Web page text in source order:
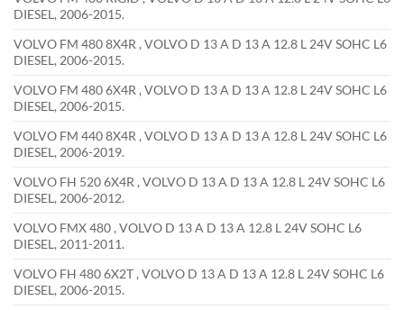
DIESEL, 2006-2015.
VOLVO FM 480 8X4R , VOLVO D 13 A D 13 A 12.8 L 24V SOHC L6
DIESEL, 2006-2015.
VOLVO FM 480 6X4R , VOLVO D 13 A D 13 A 12.8 L 24V SOHC L6
DIESEL, 2006-2015.
VOLVO FM 440 8X4R , VOLVO D 13 A D 13 A 12.8 L 24V SOHC L6
DIESEL, 2006-2019.
VOLVO FH 520 6X4R , VOLVO D 13 A D 13 A 12.8 L 24V SOHC L6
DIESEL, 2006-2012.
VOLVO FMX 480 , VOLVO D 13 A D 13 A 12.8 L 24V SOHC L6
DIESEL, 2011-2011.
VOLVO FH 480 6X2T , VOLVO D 13 A D 13 A 12.8 L 24V SOHC L6
DIESEL, 2006-2015.